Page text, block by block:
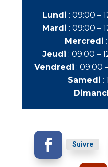
Lundi : 09:00 –
Mardi : 09:00 –
Mercredi :
Jeudi :09:00 –
Vendredi :09:00
Samedi :
Suivre